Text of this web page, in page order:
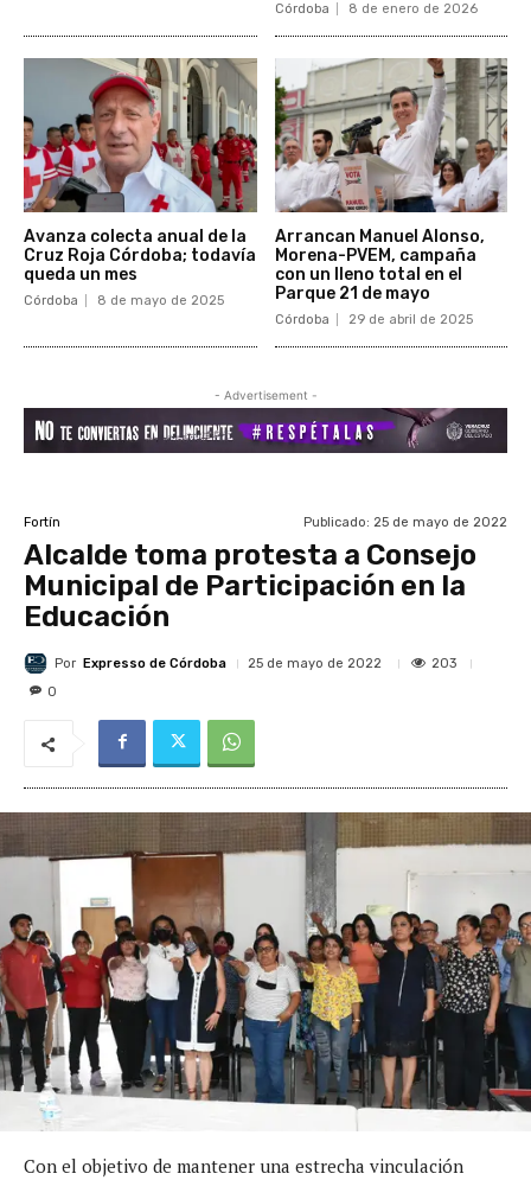
Córdoba 8 de enero de 2026
Avanza colecta anual de la
Cruz Roja Córdoba; todavía
queda un mes
Córdoba 8 de mayo de 2025
Arrancan Manuel Alonso,
Morena-PVEM, campaña
con un lleno total en el
Parque 21 de mayo
Córdoba 29 de abril de 2025
- Advertisement -